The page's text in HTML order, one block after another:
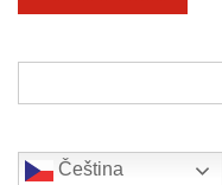
Čeština‎